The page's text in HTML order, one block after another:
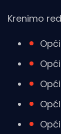
Krenimo